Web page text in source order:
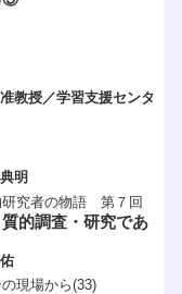
教授／学習支援センタ
明
究者の物語 第７回
的調査・研究であ
現場から(33)